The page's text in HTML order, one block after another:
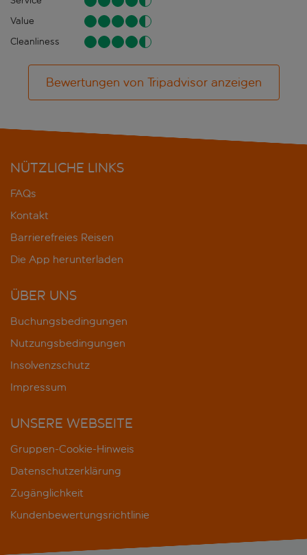
Value
Cleanliness
Bewertungen von Tripadvisor anzeigen
NÜTZLICHE LINKS
FAQs
Kontakt
Barrierefreies Reisen
Die App herunterladen
ÜBER UNS
Buchungsbedingungen
Nutzungsbedingungen
Insolvenzschutz
Impressum
UNSERE WEBSEITE
Gruppen-Cookie-Hinweis
Datenschutzerklärung
Zugänglichkeit
Kundenbewertungsrichtlinie